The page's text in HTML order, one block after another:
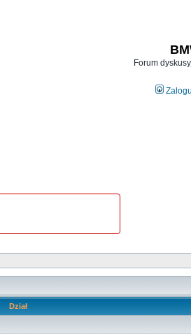
Forum
Dział